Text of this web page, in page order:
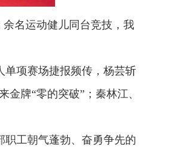
名运动健儿同台竞技，我
项赛场捷报频传，杨芸斩
牌“零的突破”；秦林江、
工朝气蓬勃、奋勇争先的